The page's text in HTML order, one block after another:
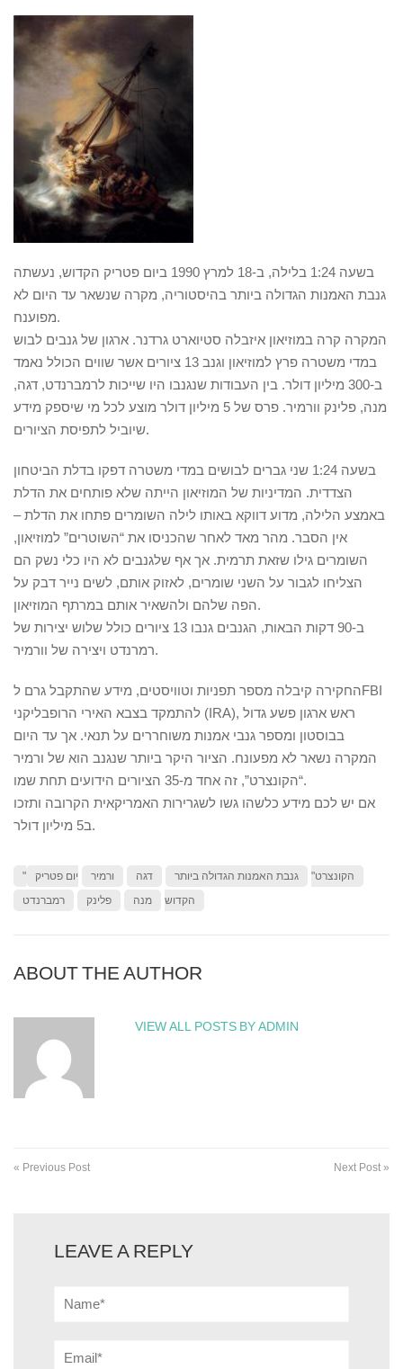
בשעה 1:24 בלילה, ב-18 למרץ 1990 ביום פטריק הקדוש, נעשתה
גנבת האמנות הגדולה ביותר בהיסטוריה, מקרה שנשאר עד היום לא
מפוענח.
המקרה קרה במוזיאון איזבלה סטיוארט גרדנר. ארגון של גנבים לבוש
במדי משטרה פרץ למוזיאון וגנב 13 ציורים אשר שווים הכולל נאמד
ב-300 מיליון דולר. בין העבודות שנגנבו היו שייכות לרמברנדט, דגה,
מנה, פלינק וורמיר. פרס של 5 מיליון דולר מוצע לכל מי שיספק מידע
שיוביל לתפיסת הציורים.
בשעה 1:24 שני גברים לבושים במדי משטרה דפקו בדלת הביטחון
הצדדית. המדיניות של המוזיאון הייתה שלא פותחים את הדלת
באמצע הלילה, מדוע דווקא באותו לילה השומרים פתחו את הדלת –
אין הסבר. מהר מאד לאחר שהכניסו את “השוטרים” למוזיאון,
השומרים גילו שזאת תרמית. אך אף שלגנבים לא היו כלי נשק הם
הצליחו לגבור על השני שומרים, לאזוק אותם, לשים נייר דבק על
הפה שלהם ולהשאיר אותם במרתף המוזיאון.
ב-90 דקות הבאות, הגנבים גנבו 13 ציורים כולל שלוש יצירות של
רמרנדט ויצירה של וורמיר.
החקירה קיבלה מספר תפניות וטוויסטים, מידע שהתקבל גרם לFBI
להתמקד בצבא האירי הרופבליקני (IRA), ראש ארגון פשע גדול
בבוסטון ומספר גנבי אמנות משוחררים על תנאי. אך עד היום
המקרה נשאר לא מפעונח. הציור היקר ביותר שנגנב הוא של ורמיר
“הקונצרט”, זה אחד מ-35 הציורים הידועים תחת שמו.
אם יש לכם מידע כלשהו גשו לשגרירות האמריקאית הקרובה ותזכו
ב5 מיליון דולר.
"הקונצרט" גנבת האמנות הגדולה ביותר דגה ורמיר
יום פטריק
הקדוש
מנה פלינק רמברנדט
ABOUT THE AUTHOR
VIEW ALL POSTS BY ADMIN
« Previous Post Next Post »
LEAVE A REPLY